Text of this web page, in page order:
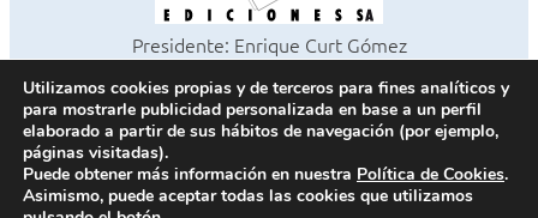
Presidente: Enrique Curt Gómez
©2026 Revista Cocinas y Baños
Todos los derechos reservados
Paseo de Gracia, 63. 1º 2ª. 08008 Barcelona -
Fax 933 183 505
Utilizamos cookies propias y de terceros para fines analíticos y
para mostrarle publicidad personalizada en base a un perfil
elaborado a partir de sus hábitos de navegación (por ejemplo,
páginas visitadas).
Puede obtener más información en nuestra Política de Cookies.
Asimismo, puede aceptar todas las cookies que utilizamos